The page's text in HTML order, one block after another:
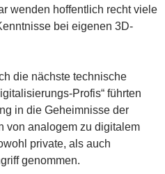
wenden hoffentlich recht viele
bei eigenen 3D-
die nächste technische
Profis“ führten
in die Geheimnisse der
von analogem zu digitalem
private, als auch
genommen.